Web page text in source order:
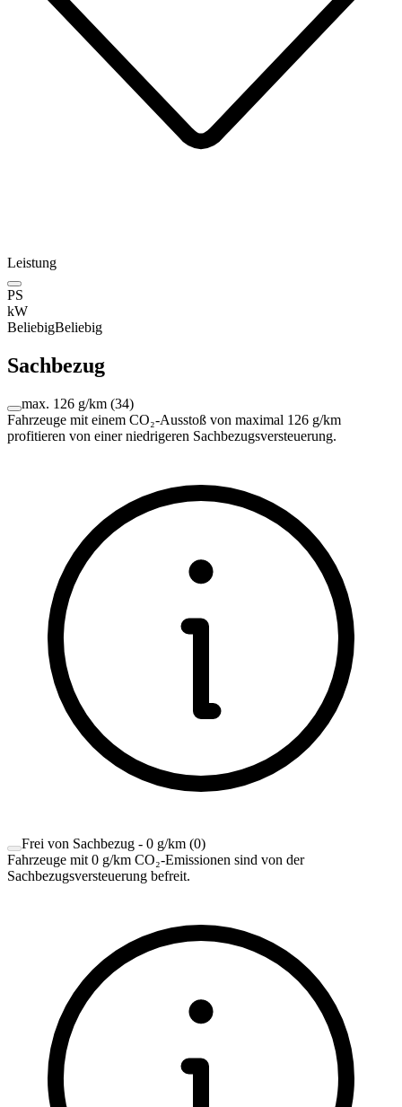
Leistung
PS
kW
BeliebigBeliebig
Sachbezug
max. 126 g/km (34)
Fahrzeuge mit einem CO₂-Ausstoß von maximal 126 g/km
profitieren von einer niedrigeren Sachbezugsversteuerung.
Frei von Sachbezug - 0 g/km (0)
Fahrzeuge mit 0 g/km CO₂-Emissionen sind von der
Sachbezugsversteuerung befreit.